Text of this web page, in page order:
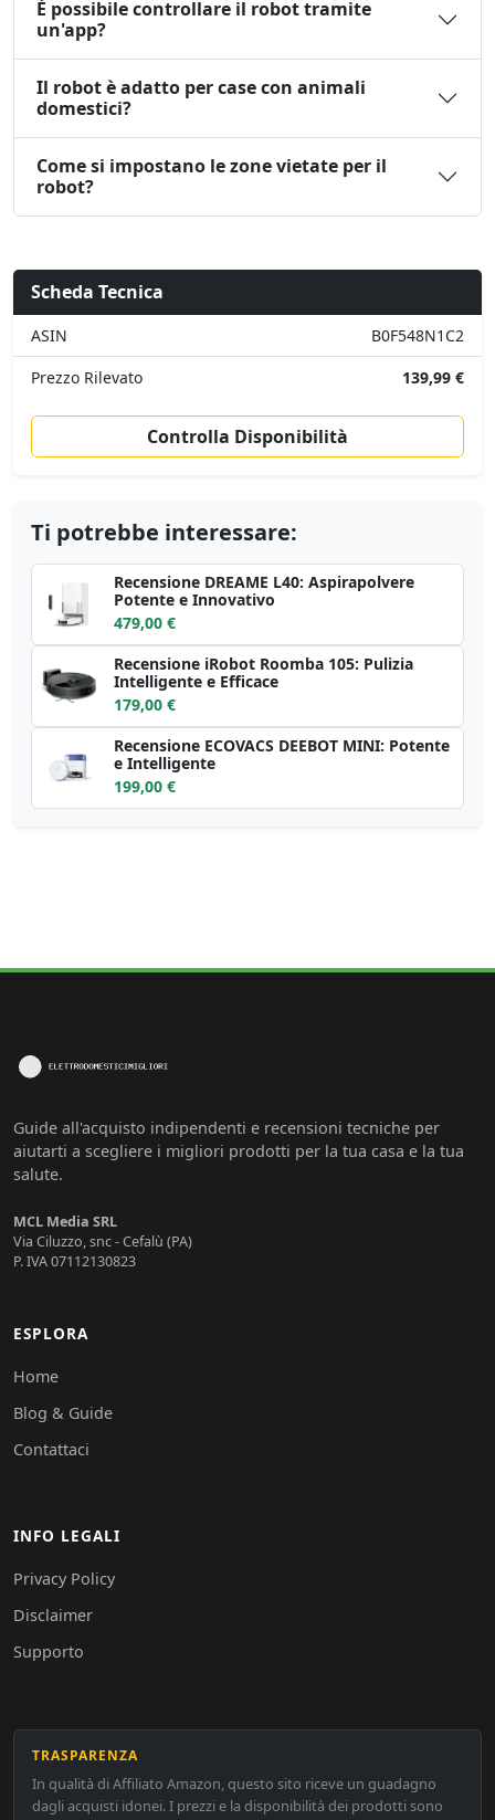
È possibile controllare il robot tramite
un'app?
Il robot è adatto per case con animali
domestici?
Come si impostano le zone vietate per il
robot?
Scheda Tecnica
ASIN
B0F548N1C2
Prezzo Rilevato
139,99 €
Controlla Disponibilità
Ti potrebbe interessare:
Recensione DREAME L40: Aspirapolvere
Potente e Innovativo
479,00 €
Recensione iRobot Roomba 105: Pulizia
Intelligente e Efficace
179,00 €
Recensione ECOVACS DEEBOT MINI: Potente
e Intelligente
199,00 €
Guide all'acquisto indipendenti e recensioni tecniche per
aiutarti a scegliere i migliori prodotti per la tua casa e la tua
salute.
MCL Media SRL
Via Ciluzzo, snc - Cefalù (PA)
P. IVA 07112130823
ESPLORA
Home
Blog & Guide
Contattaci
INFO LEGALI
Privacy Policy
Disclaimer
Supporto
TRASPARENZA
In qualità di Affiliato Amazon, questo sito riceve un guadagno
dagli acquisti idonei. I prezzi e la disponibilità dei prodotti sono